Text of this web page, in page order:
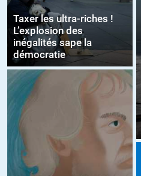
Taxer les ultra-riches !
L’explosion des
inégalités sape la
démocratie